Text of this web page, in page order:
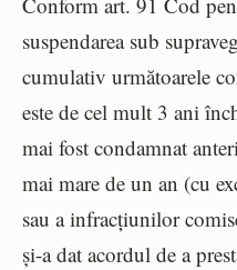
suspendarea sub
cumulativ următoarele
este de cel mult 3 ani
mai fost condamnat
mai mare de un an (cu
sau a infracțiunilor
și-a dat acordul de a